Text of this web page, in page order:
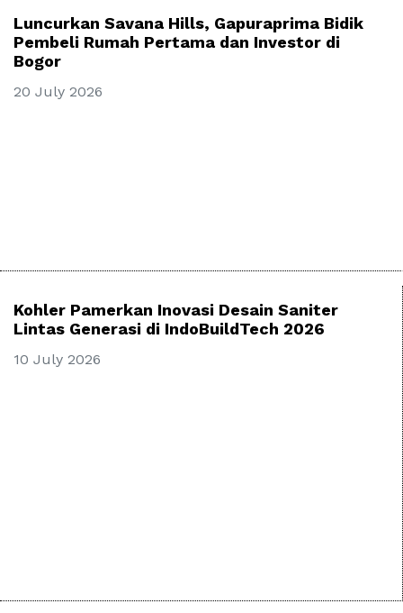
Luncurkan Savana Hills, Gapuraprima Bidik
Pembeli Rumah Pertama dan Investor di
Bogor
20 July 2026
Kohler Pamerkan Inovasi Desain Saniter
Lintas Generasi di IndoBuildTech 2026
10 July 2026